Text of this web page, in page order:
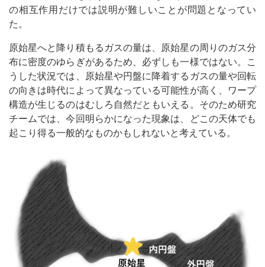
の相互作用だけでは説明が難しいことが問題となってい
た。
原始星へと降り積もるガスの量は、原始星の周りのガス分
布に密度のゆらぎがあるため、必ずしも一様ではない。こ
うした状況では、原始星や円盤に降着するガスの量や回転
の向きは時代によって異なっている可能性が高く、ワープ
構造が生じるのはむしろ自然だともいえる。そのため研究
チームでは、今回明らかになった現象は、どこの天体でも
起こり得る一般的なものかもしれないと考えている。